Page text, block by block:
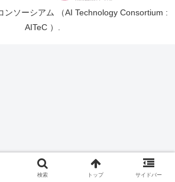
ンソーシアム （AI Technology Consortium :
AITeC ）.
検索 トップ サイドバー